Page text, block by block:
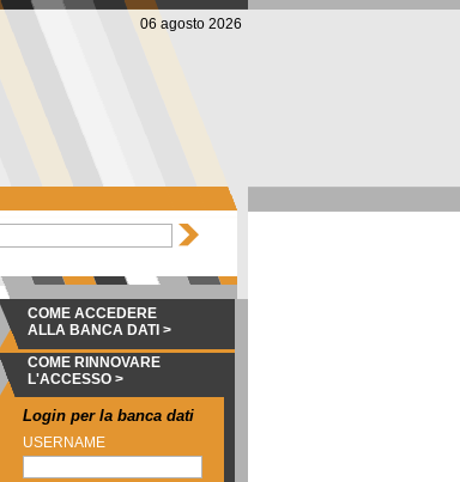
06 agosto 2026
COME ACCEDERE
ALLA BANCA DATI >
COME RINNOVARE
L'ACCESSO >
Login per la banca dati
USERNAME